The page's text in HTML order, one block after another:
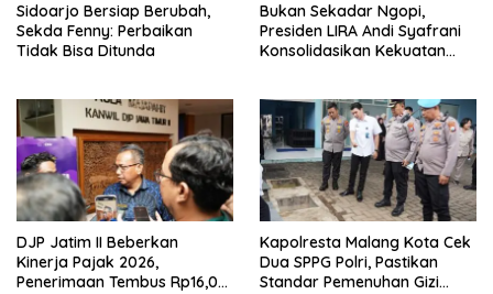
Sidoarjo Bersiap Berubah,
Sekda Fenny: Perbaikan
Tidak Bisa Ditunda
Bukan Sekadar Ngopi,
Presiden LIRA Andi Syafrani
Konsolidasikan Kekuatan
DJP Jatim II Beberkan
Kinerja Pajak 2026,
Penerimaan Tembus Rp16,08
Kapolresta Malang Kota Cek
Dua SPPG Polri, Pastikan
Standar Pemenuhan Gizi